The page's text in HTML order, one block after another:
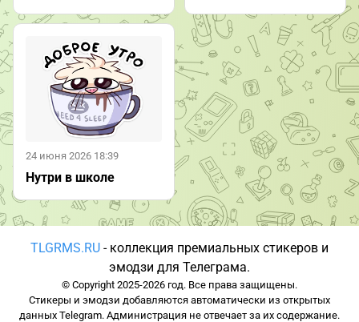
24 июня 2026 18:39
Нутри в школе
TLGRMS.RU - коллекция премиальных стикеров и
эмодзи для Телеграма.
© Copyright 2025-2026 год. Все права защищены.
Стикеры и эмодзи добавляются автоматически из открытых
данных Telegram. Администрация не отвечает за их содержание.